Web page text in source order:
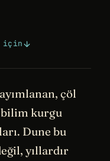
için
çöl
bilim kurgu
Dune bu
yıllardır